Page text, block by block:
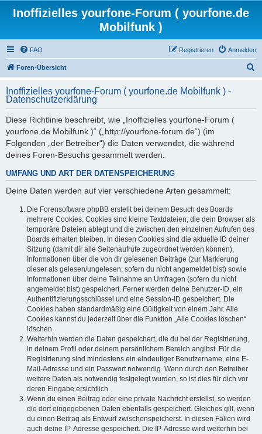
Inoffizielles yourfone-Forum ( yourfone.de
Mobilfunk )
FAQ Anmelden
Registrieren
Foren-Übersicht
h
Inoffizielles yourfone-Forum ( yourfone.de Mobilfunk ) -
Datenschutzerklärung
Diese Richtlinie beschreibt, wie „Inoffizielles yourfone-Forum (
yourfone.de Mobilfunk )“ („http://yourfone-forum.de“) (im
Folgenden „der Betreiber“) die Daten verwendet, die während
deines Foren-Besuchs gesammelt werden.
UMFANG UND ART DER DATENSPEICHERUNG
Deine Daten werden auf vier verschiedene Arten gesammelt:
Die Forensoftware phpBB erstellt bei deinem Besuch des Boards
mehrere Cookies. Cookies sind kleine Textdateien, die dein Browser als
temporäre Dateien ablegt und die zwischen den einzelnen Aufrufen des
Boards erhalten bleiben. In diesen Cookies sind die aktuelle ID deiner
Sitzung (damit dir alle Seitenaufrufe zugeordnet werden können),
Informationen über die von dir gelesenen Beiträge (zur Markierung
dieser als gelesen/ungelesen; sofern du nicht angemeldet bist) sowie
Informationen über deine Teilnahme an Umfragen (sofern du nicht
angemeldet bist) gespeichert. Ferner werden deine Benutzer-ID, ein
Authentifizierungsschlüssel und eine Session-ID gespeichert. Die
Cookies haben standardmäßig eine Gültigkeit von einem Jahr. Alle
Cookies kannst du jederzeit über die Funktion „Alle Cookies löschen“
löschen.
Weiterhin werden die Daten gespeichert, die du bei der Registrierung,
in deinem Profil oder deinem persönlichem Bereich angibst. Für die
Registrierung sind mindestens ein eindeutiger Benutzername, eine E-
Mail-Adresse und ein Passwort notwendig. Wenn durch den Betreiber
weitere Daten als notwendig festgelegt wurden, so ist dies für dich vor
deren Eingabe ersichtlich.
Wenn du einen Beitrag oder eine private Nachricht erstellst, so werden
die dort eingegebenen Daten ebenfalls gespeichert. Gleiches gilt, wenn
du einen Beitrag als Entwurf zwischenspeicherst. In diesen Fällen wird
auch deine IP-Adresse gespeichert. Die IP-Adresse wird weiterhin bei